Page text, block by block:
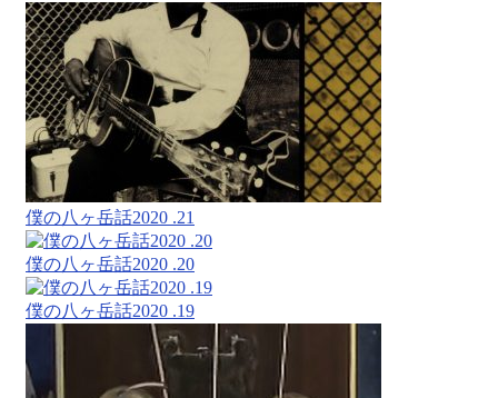
僕の八ヶ岳話2020 .21
僕の八ヶ岳話2020 .20
僕の八ヶ岳話2020 .19